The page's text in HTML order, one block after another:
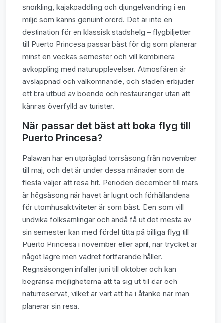
snorkling, kajakpaddling och djungelvandring i en
miljö som känns genuint orörd. Det är inte en
destination för en klassisk stadshelg – flygbiljetter
till Puerto Princesa passar bäst för dig som planerar
minst en veckas semester och vill kombinera
avkoppling med naturupplevelser. Atmosfären är
avslappnad och välkomnande, och staden erbjuder
ett bra utbud av boende och restauranger utan att
kännas överfylld av turister.
När passar det bäst att boka flyg till
Puerto Princesa?
Palawan har en utpräglad torrsäsong från november
till maj, och det är under dessa månader som de
flesta väljer att resa hit. Perioden december till mars
är högsäsong när havet är lugnt och förhållandena
för utomhusaktiviteter är som bäst. Den som vill
undvika folksamlingar och ändå få ut det mesta av
sin semester kan med fördel titta på billiga flyg till
Puerto Princesa i november eller april, när trycket är
något lägre men vädret fortfarande håller.
Regnsäsongen infaller juni till oktober och kan
begränsa möjligheterna att ta sig ut till öar och
naturreservat, vilket är värt att ha i åtanke när man
planerar sin resa.